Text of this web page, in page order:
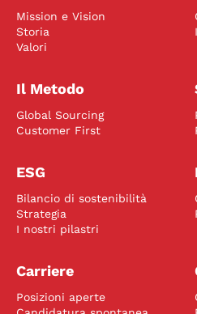
Mission e Vision
Storia
Valori
Il Metodo
Global Sourcing
Customer First
ESG
Bilancio di sostenibilità
Strategia
I nostri pilastri
Carriere
Posizioni aperte